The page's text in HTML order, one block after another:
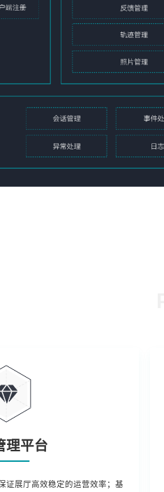
理平台
证展厅高效稳定的运营效率；基